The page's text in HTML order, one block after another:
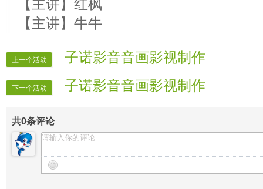
【主讲】红枫
【主讲】牛牛
上一个活动 子诺影音音画影视制作
下一个活动 子诺影音音画影视制作
共0条评论